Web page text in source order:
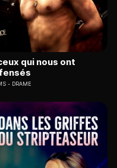
qui nous ont
DRAME